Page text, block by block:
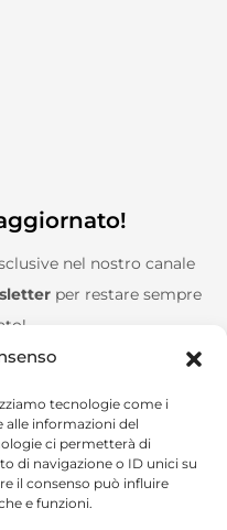
tecnologie come i
alle informazioni del
ci permetterà di
di navigazione o ID unici su
il consenso può influire
e funzioni.
nel nostro canale
per restare sempre